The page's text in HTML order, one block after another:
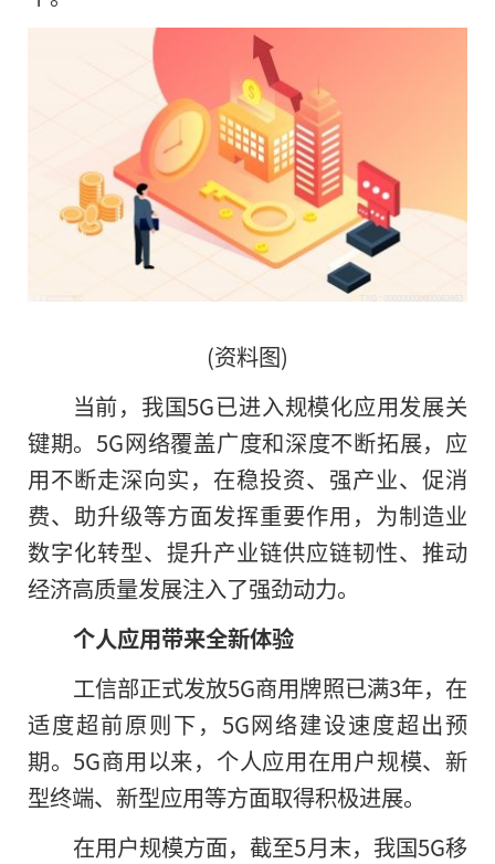
(资料图)
当前，我国5G已进入规模化应用发展关
键期。5G网络覆盖广度和深度不断拓展，应
用不断走深向实，在稳投资、强产业、促消
费、助升级等方面发挥重要作用，为制造业
数字化转型、提升产业链供应链韧性、推动
经济高质量发展注入了强劲动力。
个人应用带来全新体验
工信部正式发放5G商用牌照已满3年，在
适度超前原则下，5G网络建设速度超出预
期。5G商用以来，个人应用在用户规模、新
型终端、新型应用等方面取得积极进展。
在用户规模方面，截至5月末，我国5G移